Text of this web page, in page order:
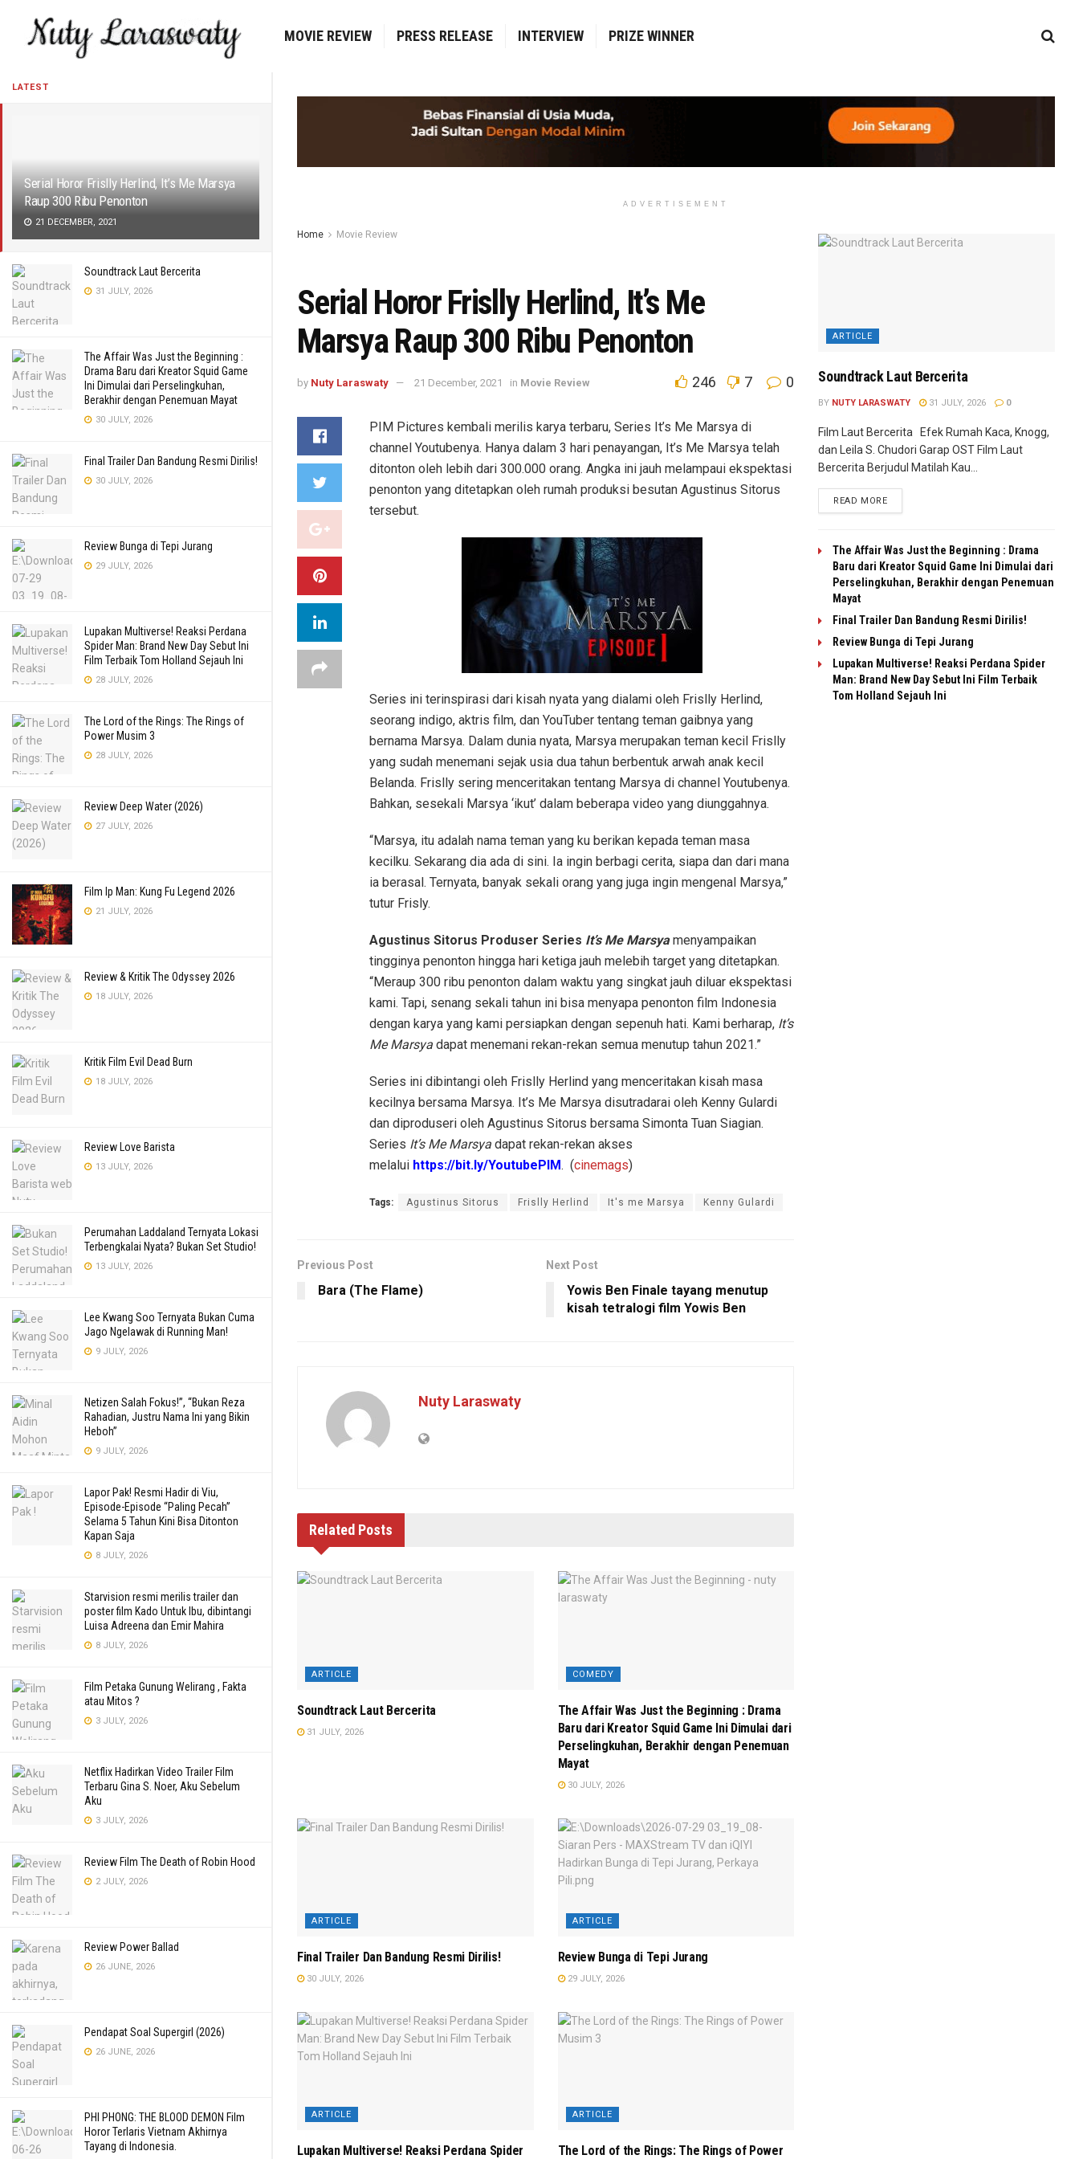
LATEST
Serial Horor Frislly Herlind, It’s Me Marsya
Raup 300 Ribu Penonton
21 DECEMBER, 2021
Soundtrack Laut Bercerita
31 JULY, 2026
The Affair Was Just the Beginning :
Drama Baru dari Kreator Squid Game
Ini Dimulai dari Perselingkuhan,
Berakhir dengan Penemuan Mayat
30 JULY, 2026
Final Trailer Dan Bandung Resmi Dirilis!
30 JULY, 2026
Review Bunga di Tepi Jurang
29 JULY, 2026
Lupakan Multiverse! Reaksi Perdana
Spider Man: Brand New Day Sebut Ini
Film Terbaik Tom Holland Sejauh Ini
28 JULY, 2026
The Lord of the Rings: The Rings of
Power Musim 3
28 JULY, 2026
Review Deep Water (2026)
27 JULY, 2026
Film Ip Man: Kung Fu Legend 2026
21 JULY, 2026
Review & Kritik The Odyssey 2026
18 JULY, 2026
Kritik Film Evil Dead Burn
18 JULY, 2026
Review Love Barista
13 JULY, 2026
Perumahan Laddaland Ternyata Lokasi
Terbengkalai Nyata? Bukan Set Studio!
13 JULY, 2026
Lee Kwang Soo Ternyata Bukan Cuma
Jago Ngelawak di Running Man!
9 JULY, 2026
Netizen Salah Fokus!”, “Bukan Reza
Rahadian, Justru Nama Ini yang Bikin
Heboh”
9 JULY, 2026
Lapor Pak! Resmi Hadir di Viu,
Episode-Episode “Paling Pecah”
Selama 5 Tahun Kini Bisa Ditonton
Kapan Saja
8 JULY, 2026
Starvision resmi merilis trailer dan
poster film Kado Untuk Ibu, dibintangi
Luisa Adreena dan Emir Mahira
8 JULY, 2026
Film Petaka Gunung Welirang , Fakta
atau Mitos ?
3 JULY, 2026
Netflix Hadirkan Video Trailer Film
Terbaru Gina S. Noer, Aku Sebelum
Aku
3 JULY, 2026
Review Film The Death of Robin Hood
2 JULY, 2026
Review Power Ballad
26 JUNE, 2026
Pendapat Soal Supergirl (2026)
26 JUNE, 2026
PHI PHONG: THE BLOOD DEMON Film
Horor Terlaris Vietnam Akhirnya
Tayang di Indonesia.
MOVIE REVIEW PRESS RELEASE INTERVIEW PRIZE WINNER
ADVERTISEMENT
Home Movie Review
Serial Horor Frislly Herlind, It’s Me
Marsya Raup 300 Ribu Penonton
by Nuty Laraswaty 21 December, 2021 in Movie Review 246 7 0
PIM Pictures kembali merilis karya terbaru, Series It’s Me Marsya di
channel Youtubenya. Hanya dalam 3 hari penayangan, It’s Me Marsya telah
ditonton oleh lebih dari 300.000 orang. Angka ini jauh melampaui ekspektasi
penonton yang ditetapkan oleh rumah produksi besutan Agustinus Sitorus
tersebut.
Series ini terinspirasi dari kisah nyata yang dialami oleh Frislly Herlind,
seorang indigo, aktris film, dan YouTuber tentang teman gaibnya yang
bernama Marsya. Dalam dunia nyata, Marsya merupakan teman kecil Frislly
yang sudah menemani sejak usia dua tahun berbentuk arwah anak kecil
Belanda. Frislly sering menceritakan tentang Marsya di channel Youtubenya.
Bahkan, sesekali Marsya ‘ikut’ dalam beberapa video yang diunggahnya.
“Marsya, itu adalah nama teman yang ku berikan kepada teman masa
kecilku. Sekarang dia ada di sini. Ia ingin berbagi cerita, siapa dan dari mana
ia berasal. Ternyata, banyak sekali orang yang juga ingin mengenal Marsya,”
tutur Frisly.
Agustinus Sitorus Produser Series It’s Me Marsya menyampaikan
tingginya penonton hingga hari ketiga jauh melebih target yang ditetapkan.
“Meraup 300 ribu penonton dalam waktu yang singkat jauh diluar ekspektasi
kami. Tapi, senang sekali tahun ini bisa menyapa penonton film Indonesia
dengan karya yang kami persiapkan dengan sepenuh hati. Kami berharap, It’s
Me Marsya dapat menemani rekan-rekan semua menutup tahun 2021.”
Series ini dibintangi oleh Frislly Herlind yang menceritakan kisah masa
kecilnya bersama Marsya. It’s Me Marsya disutradarai oleh Kenny Gulardi
dan diproduseri oleh Agustinus Sitorus bersama Simonta Tuan Siagian.
Series It’s Me Marsya dapat rekan-rekan akses
melalui https://bit.ly/YoutubePIM. (cinemags)
Tags: Agustinus Sitorus Frislly Herlind It's me Marsya Kenny Gulardi
Previous Post
Bara (The Flame)
Next Post
Yowis Ben Finale tayang menutup
kisah tetralogi film Yowis Ben
Nuty Laraswaty
Related Posts
ARTICLE
Soundtrack Laut Bercerita
31 JULY, 2026
COMEDY
The Affair Was Just the Beginning : Drama
Baru dari Kreator Squid Game Ini Dimulai dari
Perselingkuhan, Berakhir dengan Penemuan
Mayat
30 JULY, 2026
ARTICLE
Final Trailer Dan Bandung Resmi Dirilis!
30 JULY, 2026
ARTICLE
Review Bunga di Tepi Jurang
29 JULY, 2026
ARTICLE
Lupakan Multiverse! Reaksi Perdana Spider
ARTICLE
The Lord of the Rings: The Rings of Power
ARTICLE
Soundtrack Laut Bercerita
BY NUTY LARASWATY 31 JULY, 2026 0
Film Laut Bercerita Efek Rumah Kaca, Knogg,
dan Leila S. Chudori Garap OST Film Laut
Bercerita Berjudul Matilah Kau...
READ MORE
The Affair Was Just the Beginning : Drama
Baru dari Kreator Squid Game Ini Dimulai dari
Perselingkuhan, Berakhir dengan Penemuan
Mayat
Final Trailer Dan Bandung Resmi Dirilis!
Review Bunga di Tepi Jurang
Lupakan Multiverse! Reaksi Perdana Spider
Man: Brand New Day Sebut Ini Film Terbaik
Tom Holland Sejauh Ini